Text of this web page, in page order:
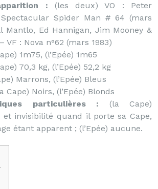
: (les deux) VO : Peter
Spider Man # 64 (mars
Mantlo, Ed Hannigan, Jim Mooney &
VF : Nova n°62 (mars 1983)
1m75, (l’Epée) 1m65
70,3 kg, (l’Epée) 52,2 kg
Marrons, (l’Epée) Bleus
Cape) Noirs, (l’Epée) Blonds
particulières : (la Cape)
et invisibilité quand il porte sa Cape,
étant apparent ; (l’Epée) aucune.